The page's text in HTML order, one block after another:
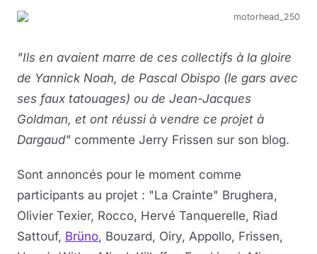
"Ils en avaient marre de ces collectifs à la gloire
de Yannick Noah, de Pascal Obispo (le gars avec
ses faux tatouages) ou de Jean-Jacques
Goldman, et ont réussi à vendre ce projet à
Dargaud" commente Jerry Frissen sur son blog.
Sont annoncés pour le moment comme
participants au projet : "La Crainte" Brughera,
Olivier Texier, Rocco, Hervé Tanquerelle, Riad
Sattouf, Brüno, Bouzard, Oiry, Appollo, Frissen,